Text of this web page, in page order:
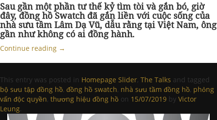
Sau gần một phần tư thế kỷ tìm tòi và gắn bó, giờ
đây, đồng hồ Swatch đã gắn liền với cuộc sống của
nhà sưu tầm Lâm Dạ Vũ, dẫu rằng tại Việt Nam, ông
gần như không có ai đồng hành.
Continue reading →
This entry was posted in Homepage Slider, The Talks and tagged
bộ sưu tập đồng hồ, đồng hồ swatch, nhà sưu tầm đồng hồ, phỏng
vấn độc quyền, thương hiệu đồng hồ on 15/07/2019 by Victor
Leung.